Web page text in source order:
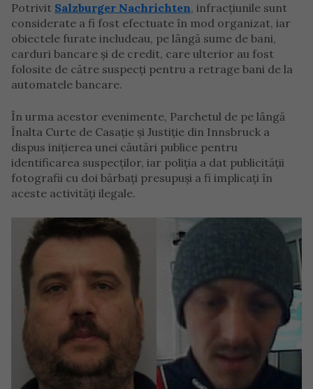
Potrivit Salzburger Nachrichten, infracțiunile sunt
considerate a fi fost efectuate în mod organizat, iar
obiectele furate includeau, pe lângă sume de bani,
carduri bancare și de credit, care ulterior au fost
folosite de către suspecți pentru a retrage bani de la
automatele bancare.
În urma acestor evenimente, Parchetul de pe lângă
Înalta Curte de Casație și Justiție din Innsbruck a
dispus inițierea unei căutări publice pentru
identificarea suspecților, iar poliția a dat publicității
fotografii cu doi bărbați presupuși a fi implicați în
aceste activități ilegale.